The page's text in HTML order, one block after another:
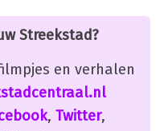
Streekstad?
en verhalen
, Twitter,